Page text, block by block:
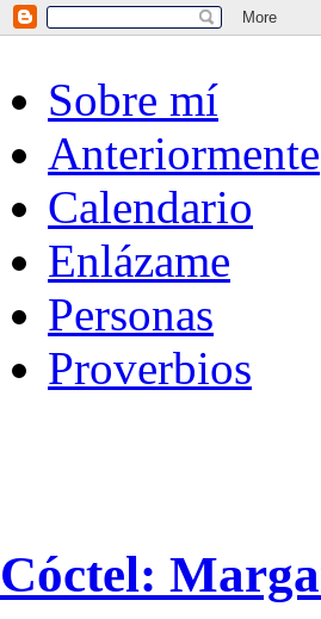
Sobre mí
Anteriormente
Calendario
Enlázame
Personas
Proverbios
Cóctel: